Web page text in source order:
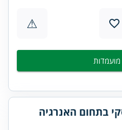
⚠
בתחום האנרגיה